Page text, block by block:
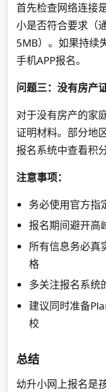
首先检查网络连接
小是否符合要求（
5MB）。如果持续
手机APP报名。
问题三：没有房产
对于没有房产的家
证明材料。部分地
报名系统中查看积
注意事项：
务必使用官方指
报名期间避开高
所有信息务必真
格
多关注报名系统
建议同时准备
校
总结
幼升小网上报名是